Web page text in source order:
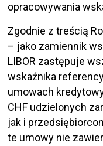
opracowywania
Zgodnie z treścią
– jako zamiennik
LIBOR zastępuje
wskaźnika
umowach
CHF udzielonych
jak i
te umowy nie